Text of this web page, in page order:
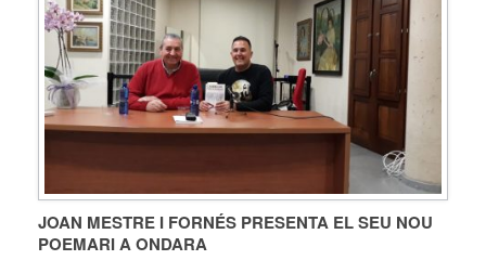
JOAN MESTRE I FORNÉS PRESENTA EL SEU NOU
POEMARI A ONDARA